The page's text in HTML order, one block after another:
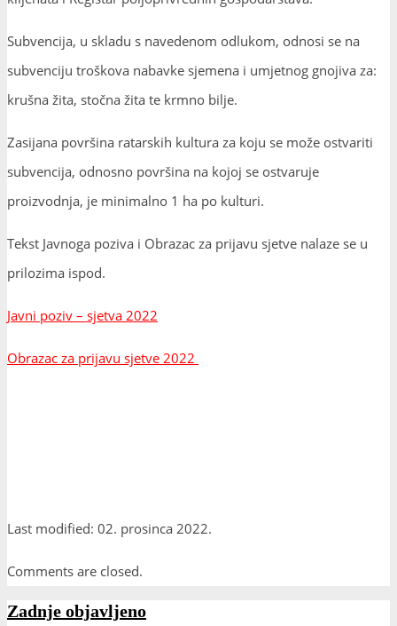
Subvencija, u skladu s navedenom odlukom, odnosi se na
subvenciju troškova nabavke sjemena i umjetnog gnojiva za:
krušna žita, stočna žita te krmno bilje.
Zasijana površina ratarskih kultura za koju se može ostvariti
subvencija, odnosno površina na kojoj se ostvaruje
proizvodnja, je minimalno 1 ha po kulturi.
Tekst Javnoga poziva i Obrazac za prijavu sjetve nalaze se u
prilozima ispod.
Javni poziv – sjetva 2022
Obrazac za prijavu sjetve 2022
Last modified: 02. prosinca 2022.
Comments are closed.
Zadnje objavljeno